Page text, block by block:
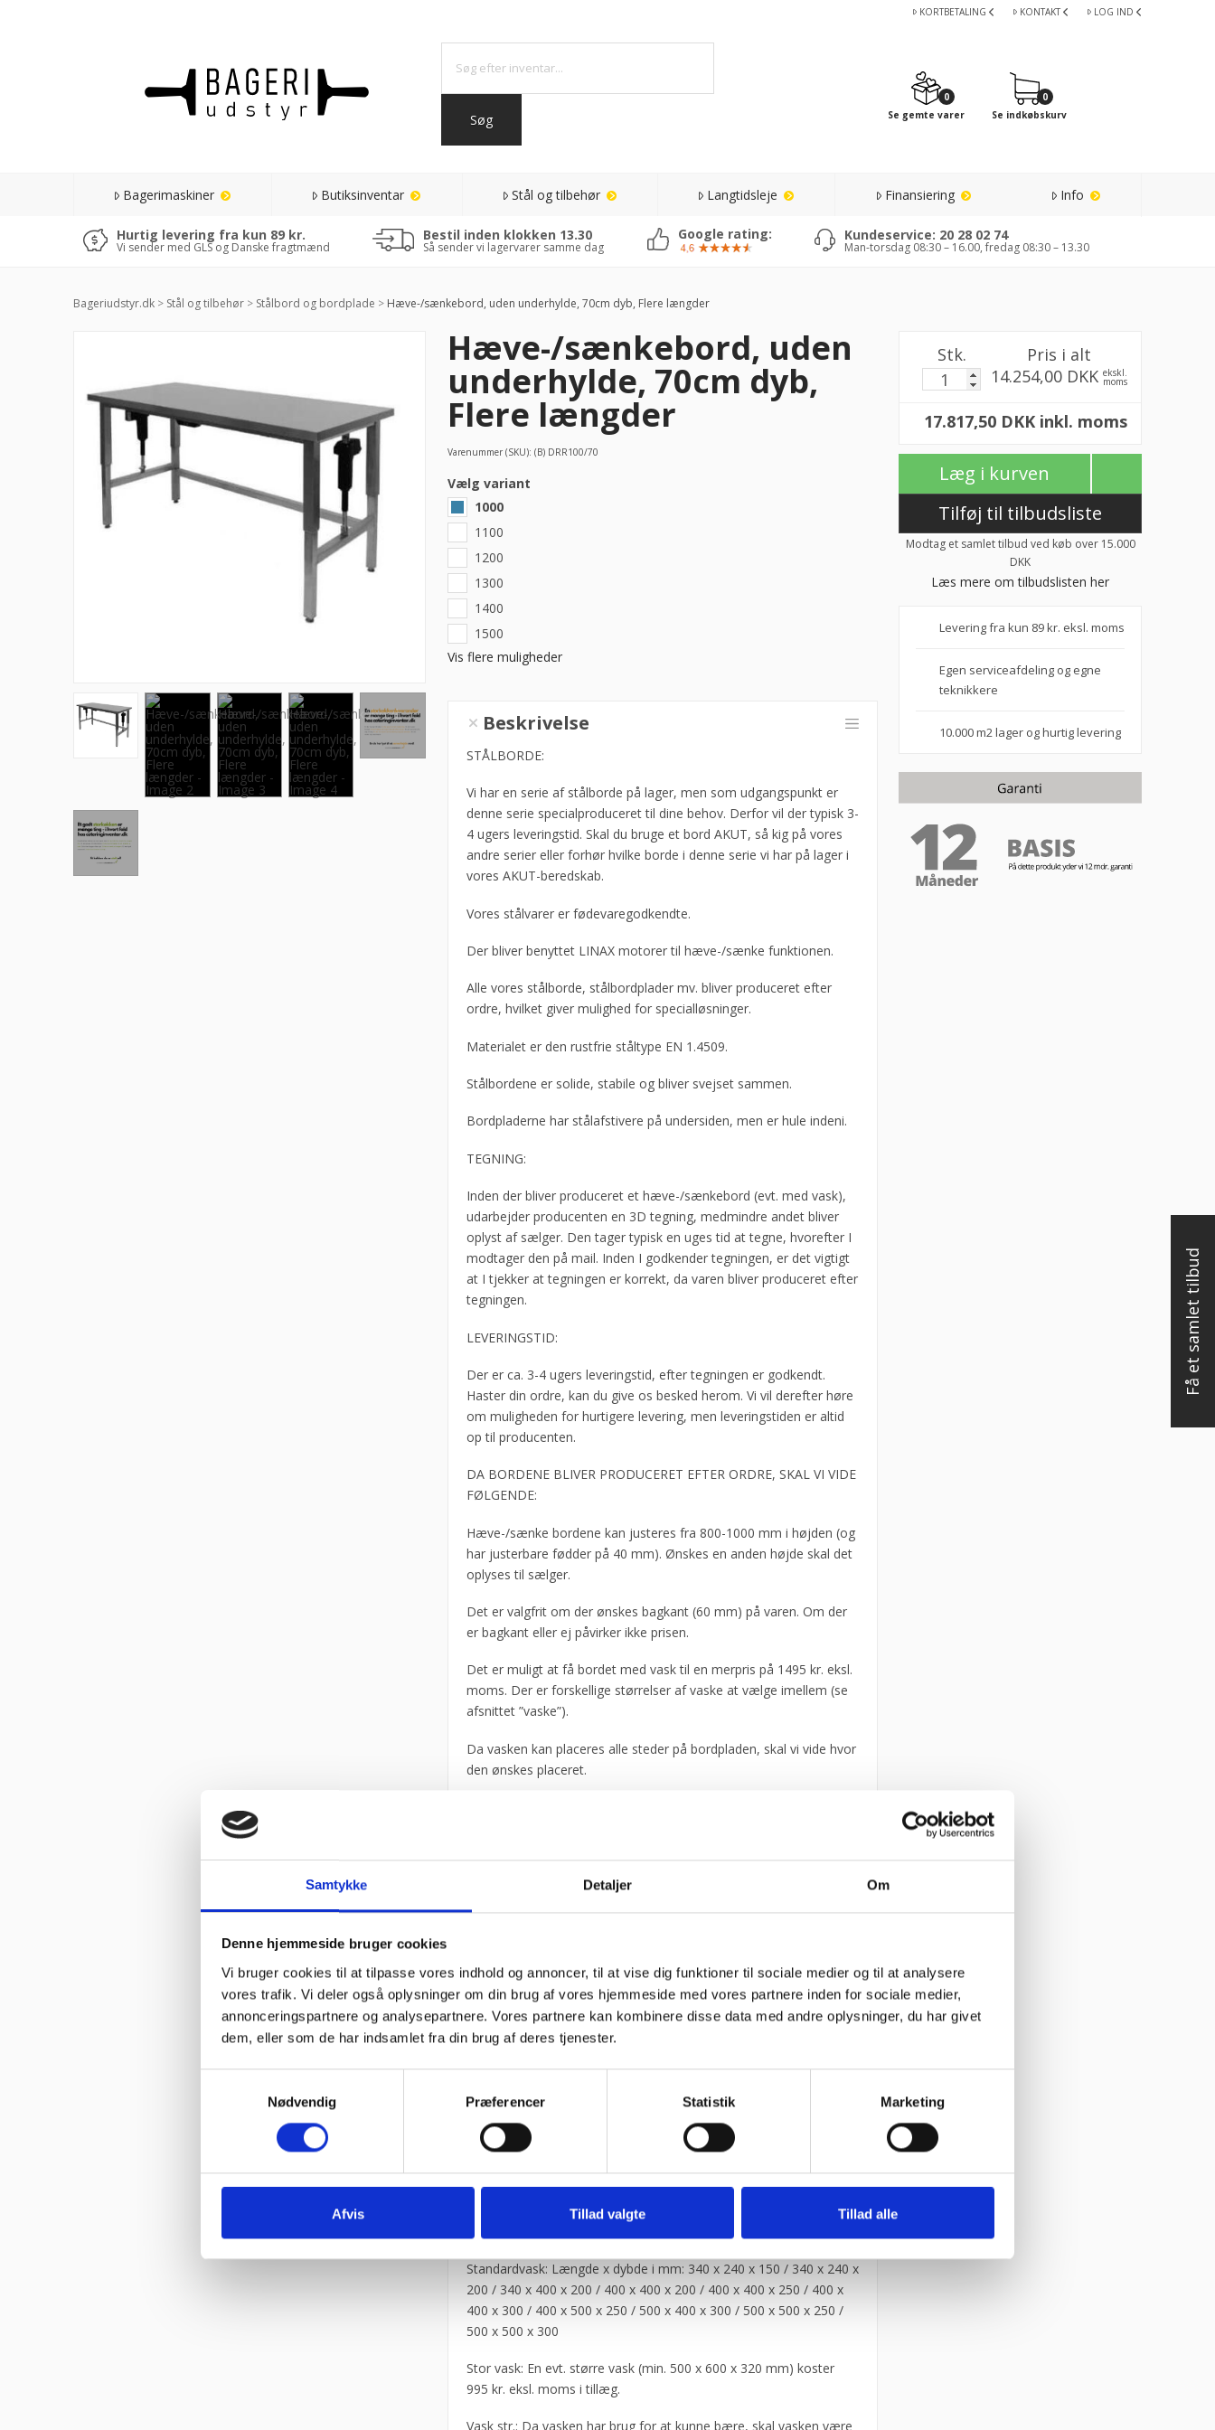
Samtykke Detaljer Om
Denne hjemmeside bruger cookies
Vi bruger cookies til at tilpasse vores indhold og annoncer, til at vise dig funktioner til sociale medier og til at analysere
vores trafik. Vi deler også oplysninger om din brug af vores hjemmeside med vores partnere inden for sociale medier,
annonceringspartnere og analysepartnere. Vores partnere kan kombinere disse data med andre oplysninger, du har givet
dem, eller som de har indsamlet fra din brug af deres tjenester.
Nødvendig
Præferencer Statistik Marketing
Afvis Tillad valgte Tillad alle
KORTBETALING KONTAKT LOG IND
0
Se gemte varer
0
Se indkøbskurv
Bagerimaskiner Butiksinventar Stål og tilbehør Langtidsleje Finansiering Info
Hurtig levering fra kun 89 kr.
Vi sender med GLS og Danske fragtmænd
Bestil inden klokken 13.30
Så sender vi lagervarer samme dag
Google rating: Kundeservice: 20 28 02 74
Man-torsdag 08:30 – 16.00, fredag 08:30 – 13.30
Bageriudstyr.dk > Stål og tilbehør > Stålbord og bordplade >Hæve-/sænkebord, uden underhylde, 70cm dyb, Flere længder
Hæve-/sænkebord, uden
underhylde, 70cm dyb,
Flere længder
Varenummer (SKU): (B) DRR100/70
Vælg variant
1000
1100
1200
1300
1400
1500
Vis flere muligheder
uden
underhylde,
dyb,
Flere
længder
antal
Beskrivelse
STÅLBORDE:
Vi har en serie af stålborde på lager, men som udgangspunkt er
denne serie specialproduceret til dine behov. Derfor vil der typisk 3-
4 ugers leveringstid. Skal du bruge et bord AKUT, så kig på vores
andre serier eller forhør hvilke borde i denne serie vi har på lager i
vores AKUT-beredskab.
Vores stålvarer er fødevaregodkendte.
Der bliver benyttet LINAX motorer til hæve-/sænke funktionen.
Alle vores stålborde, stålbordplader mv. bliver produceret efter
ordre, hvilket giver mulighed for specialløsninger.
Materialet er den rustfrie ståltype EN 1.4509.
Stålbordene er solide, stabile og bliver svejset sammen.
Bordpladerne har stålafstivere på undersiden, men er hule indeni.
TEGNING:
Inden der bliver produceret et hæve-/sænkebord (evt. med vask),
udarbejder producenten en 3D tegning, medmindre andet bliver
oplyst af sælger. Den tager typisk en uges tid at tegne, hvorefter I
modtager den på mail. Inden I godkender tegningen, er det vigtigt
at I tjekker at tegningen er korrekt, da varen bliver produceret efter
tegningen.
LEVERINGSTID:
Der er ca. 3-4 ugers leveringstid, efter tegningen er godkendt.
Haster din ordre, kan du give os besked herom. Vi vil derefter høre
om muligheden for hurtigere levering, men leveringstiden er altid
op til producenten.
DA BORDENE BLIVER PRODUCERET EFTER ORDRE, SKAL VI VIDE
FØLGENDE:
Hæve-/sænke bordene kan justeres fra 800-1000 mm i højden (og
har justerbare fødder på 40 mm). Ønskes en anden højde skal det
oplyses til sælger.
Det er valgfrit om der ønskes bagkant (60 mm) på varen. Om der
er bagkant eller ej påvirker ikke prisen.
Det er muligt at få bordet med vask til en merpris på 1495 kr. eksl.
moms. Der er forskellige størrelser af vaske at vælge imellem (se
afsnittet ”vaske”).
Da vasken kan placeres alle steder på bordpladen, skal vi vide hvor
den ønskes placeret.
Vaskens afløb placeres i ét af de 4 hjørner.
kontakt os endelig hvis I har specielle ønsker.
BÆREEVNE:
Ved maskiner der skal stå på bordet, hvor vægten er højere end
fabrikken vurderes det, hvorvidt det er muligt at imødekomme.
VASKE:
Lille vask: Længde x dybde x højde i mm: 300 x 240 x 150 mm.
Standardvask: Længde x dybde i mm: 340 x 240 x 150 / 340 x 240 x
200 / 340 x 400 x 200 / 400 x 400 x 200 / 400 x 400 x 250 / 400 x
400 x 300 / 400 x 500 x 250 / 500 x 400 x 300 / 500 x 500 x 250 /
500 x 500 x 300
Stor vask: En evt. større vask (min. 500 x 600 x 320 mm) koster
995 kr. eksl. moms i tillæg.
Vask str.: Da vasken har brug for at kunne bære, skal vasken være
Stk.
Pris i alt
14.254,00 DKK ekskl.
moms
17.817,50 DKK inkl. moms
Læg i kurven
Tilføj til tilbudsliste
Modtag et samlet tilbud ved køb over 15.000
DKK
Læs mere om tilbudslisten her
Levering fra kun 89 kr. eksl. moms
Egen serviceafdeling og egne
teknikkere
10.000 m2 lager og hurtig levering
Få et samlet tilbud